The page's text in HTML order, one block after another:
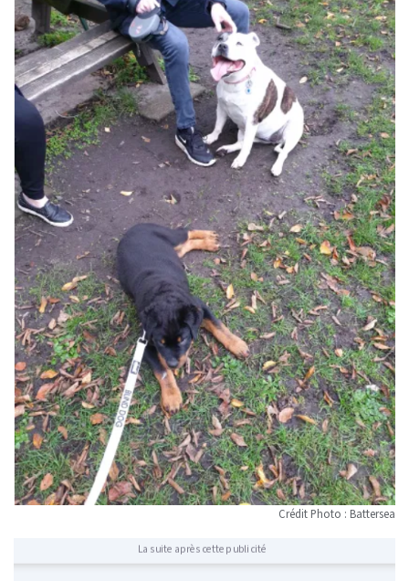
Crédit Photo : Battersea
La suite après cette publicité